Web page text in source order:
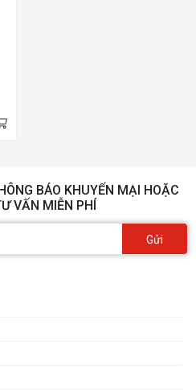
BÁO KHUYẾN MẠI HOẶC
VẤN MIỄN PHÍ
Gửi